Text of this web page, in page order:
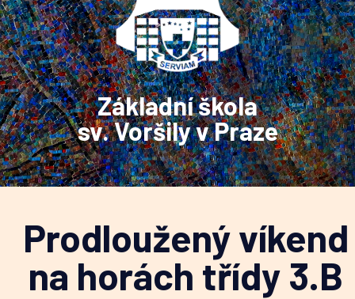
Základní škola
sv. Voršily v Praze
Prodloužený víkend
na horách třídy 3.B